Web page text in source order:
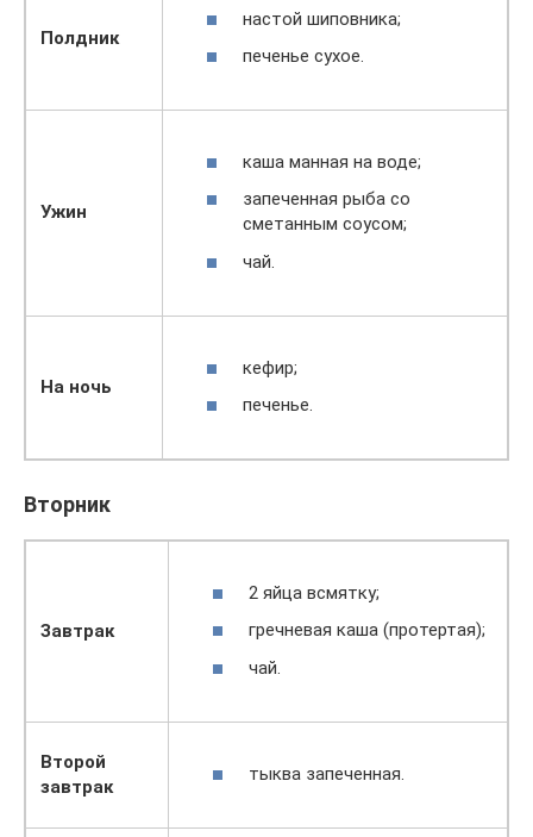
Полдник
настой шиповника;
печенье сухое.
Ужин
каша манная на воде;
запеченная рыба со
сметанным соусом;
чай.
На ночь
кефир;
печенье.
Вторник
Завтрак
2 яйца всмятку;
гречневая каша (протертая);
чай.
Второй
завтрак
тыква запеченная.